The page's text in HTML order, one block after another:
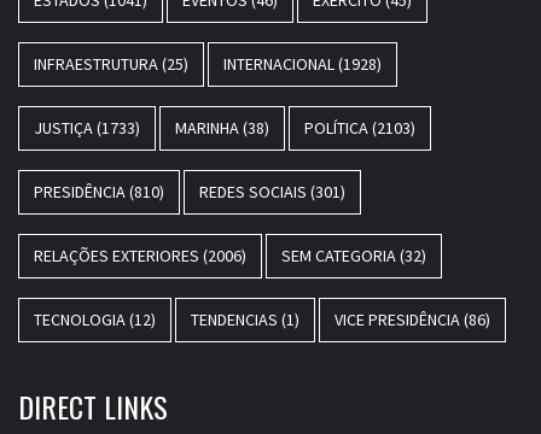
INFRAESTRUTURA(25) INTERNACIONAL(1928)
JUSTIÇA(1733) MARINHA(38) POLÍTICA(2103)
PRESIDÊNCIA(810) REDES SOCIAIS (301)
RELAÇÕES EXTERIORES (2006) SEM CATEGORIA(32)
TECNOLOGIA(12) TENDENCIAS (1) VICE PRESIDÊNCIA(86)
DIRECT LINKS